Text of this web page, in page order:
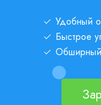
Удобный
Быстрое
Обширный